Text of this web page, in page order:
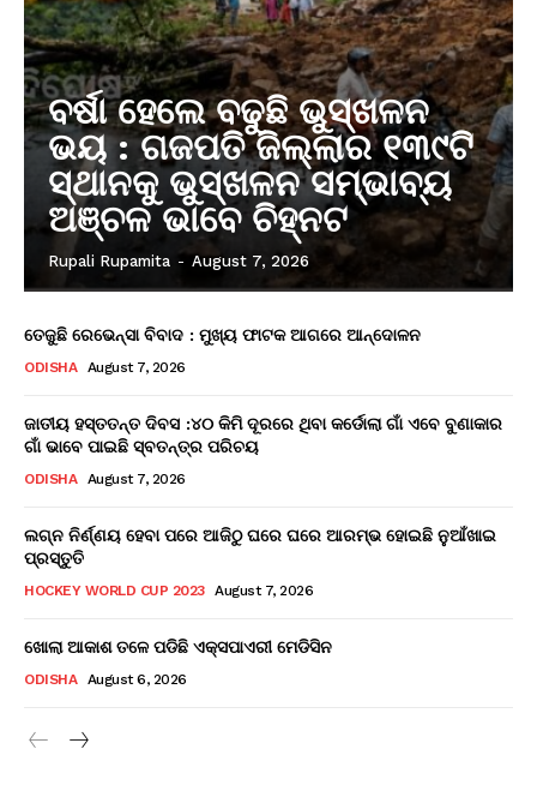
ବର୍ଷା ହେଲେ ବଢୁଛି ଭୁସ୍ଖଳନ
ଭୟ : ଗଜପତି ଜିଲ୍ଲାର ୧୩୯ଟି
ସ୍ଥାନକୁ ଭୁସ୍ଖଳନ ସମ୍ଭାବ୍ୟ
ଅଞ୍ଚଳ ଭାବେ ଚିହ୍ନଟ
Rupali Rupamita - August 7, 2026
ତେଜୁଛି ରେଭେନ୍ସା ବିବାଦ : ମୁଖ୍ୟ ଫାଟକ ଆଗରେ ଆନ୍ଦୋଳନ
ODISHA August 7, 2026
ଜାତୀୟ ହସ୍ତତନ୍ତ ଦିବସ :୪୦ କିମି ଦୂରରେ ଥିବା କର୍ଡୋଲା ଗାଁ ଏବେ ବୁଣାକାର
ଗାଁ ଭାବେ ପାଇଛି ସ୍ବତନ୍ତ୍ର ପରିଚୟ
ODISHA August 7, 2026
ଲଗ୍ନ ନିର୍ଣ୍ଣୟ ହେବା ପରେ ଆଜିଠୁ ଘରେ ଘରେ ଆରମ୍ଭ ହୋଇଛି ନୁଆଁଖାଇ
ପ୍ରସ୍ତୁତି
HOCKEY WORLD CUP 2023 August 7, 2026
ଖୋଲା ଆକାଶ ତଳେ ପଡିଛି ଏକ୍ସପାଏରୀ ମେଡିସିନ
ODISHA August 6, 2026